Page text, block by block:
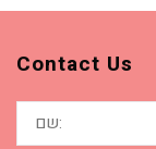
Contact Us
שם: